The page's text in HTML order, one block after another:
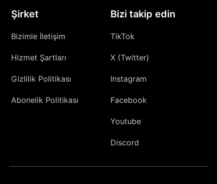
Şirket
Bizimle İletişim
Hizmet Şartları
Gizlilik Politikası
Abonelik Politikası
Bizi takip edin
TikTok
X (Twitter)
Instagram
Facebook
Youtube
Discord